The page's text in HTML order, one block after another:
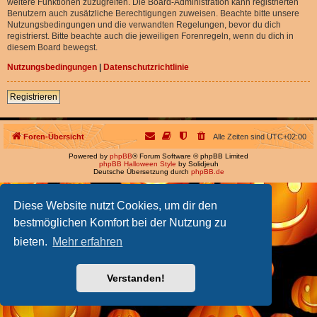
Diese Website nutzt Cookies, um dir den
bestmöglichen Komfort bei der Nutzung zu
bieten. Mehr erfahren
Verstanden!
Benutzern auch zusätzliche Berechtigungen zuweisen. Beachte bitte unsere
Nutzungsbedingungen und die verwandten Regelungen, bevor du dich
registrierst. Bitte beachte auch die jeweiligen Forenregeln, wenn du dich in
diesem Board bewegst.
Nutzungsbedingungen | Datenschutzrichtlinie
Registrieren
Foren-Übersicht Alle Zeiten sindUTC+02:00
Powered by phpBB® Forum Software © phpBB Limited
phpBB Halloween Style by Solidjeuh
Deutsche Übersetzung durch phpBB.de